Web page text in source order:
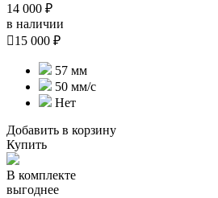
14 000 ₽
в наличии
15 000 ₽
57 мм
50 мм/с
Нет
Добавить в корзину
Купить
В комплекте
выгоднее